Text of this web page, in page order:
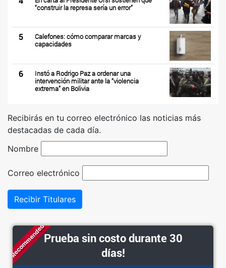
“construir la represa sería un error”
5
Calefones: cómo comparar marcas y
capacidades
6
Instó a Rodrigo Paz a ordenar una
intervención militar ante la “violencia
extrema” en Bolivia
Recibirás en tu correo electrónico las noticias más
destacadas de cada día.
Nombre
Correo electrónico
Recibir Titulares
RecommendedPrueba sin costo durante 30
días!